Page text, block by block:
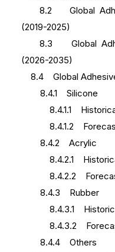
8.2 Global
(2019-2025)
8.3 Global
(2026-2035)
8.4 Global
8.4.1 Silicone
8.4.1.1 Historical
8.4.1.2 Forecast
8.4.2 Acrylic
8.4.2.1 Historical
8.4.2.2 Forecast
8.4.3 Rubber
8.4.3.1 Historical
8.4.3.2 Forecast
8.4.4 Others